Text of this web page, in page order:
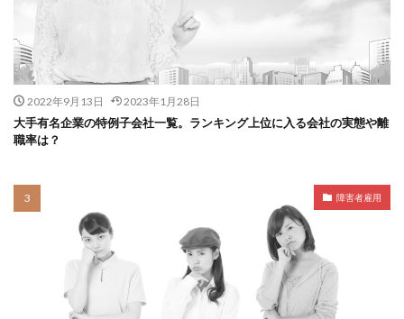
2022年9月13日 2023年1月28日
大手有名企業の特例子会社一覧。ランキング上位に入る会社の実態や離
職率は？
障害者雇用